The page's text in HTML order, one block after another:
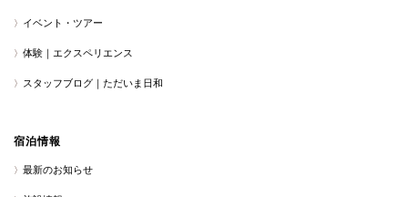
イベント・ツアー
体験｜エクスペリエンス
スタッフブログ｜ただいま日和
宿泊情報
最新のお知らせ